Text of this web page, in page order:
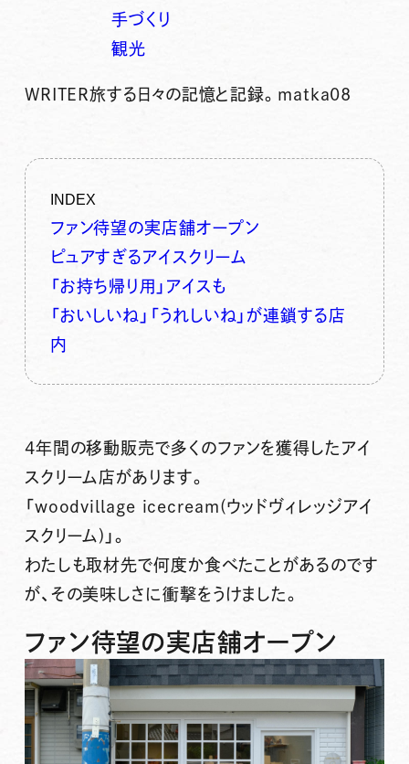
手づくり
観光
WRITER旅する日々の記憶と記録。matka08
INDEX
ファン待望の実店舗オープン
ピュアすぎるアイスクリーム
「お持ち帰り用」アイスも
「おいしいね」「うれしいね」が連鎖する店
内
4年間の移動販売で多くのファンを獲得したアイ
スクリーム店があります。
「woodvillage icecream(ウッドヴィレッジアイ
スクリーム)」。
わたしも取材先で何度か食べたことがあるのです
が、その美味しさに衝撃をうけました。
ファン待望の実店舗オープン